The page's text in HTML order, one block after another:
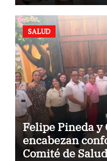
SALUD
Felipe Pineda y
encabezan
Comité de